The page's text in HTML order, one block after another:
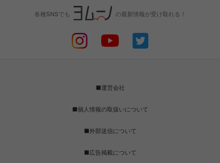
各種SNSでも の最新情報が受け取れる！
■運営会社
■個人情報の取扱いについて
■外部送信について
■広告掲載について